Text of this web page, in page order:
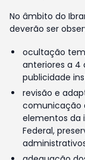
No âmbito do
deverão ser
ocultação
anteriores a 4
publicidade
revisão e
comunicação
elementos da
Federal,